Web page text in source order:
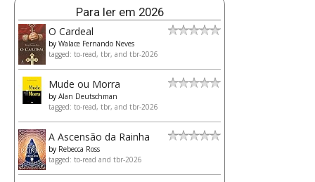
Para ler em 2026
O Cardeal
by Walace Fernando Neves
tagged: to-read, tbr, and tbr-2026
Mude ou Morra
by Alan Deutschman
tagged: to-read, tbr, and tbr-2026
A Ascensão da Rainha
by Rebecca Ross
tagged: to-read and tbr-2026